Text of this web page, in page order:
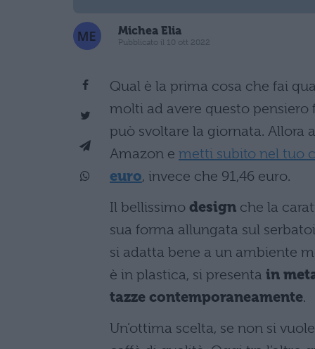
Michea Elia
Pubblicato il 10 ott 2022
Qual è la prima cosa che fai
molti ad avere questo
può svoltare la giornata. Allora
Amazon e metti subito nel tuo
euro, invece che 91,46 euro.
Il bellissimo design che la
sua forma allungata sul
si adatta bene a un ambiente
è in plastica, si presenta in
tazze contemporaneamente.
Un’ottima scelta, se non si